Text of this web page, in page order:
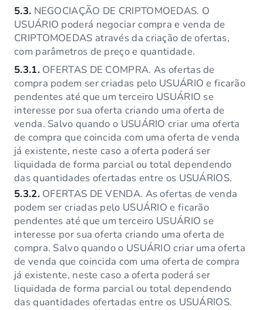
5.3. NEGOCIAÇÃO DE CRIPTOMOEDAS. O
USUÁRIO poderá negociar compra e venda de
CRIPTOMOEDAS através da criação de ofertas,
com parâmetros de preço e quantidade.
5.3.1.OFERTAS DE COMPRA. As ofertas de
compra podem ser criadas pelo USUÁRIO e ficarão
pendentes até que um terceiro USUÁRIO se
interesse por sua oferta criando uma oferta de
venda. Salvo quando o USUÁRIO criar uma oferta
de compra que coincida com uma oferta de venda
já existente, neste caso a oferta poderá ser
liquidada de forma parcial ou total dependendo
das quantidades ofertadas entre os USUÁRIOS.
5.3.2.OFERTAS DE VENDA. As ofertas de venda
podem ser criadas pelo USUÁRIO e ficarão
pendentes até que um terceiro USUÁRIO se
interesse por sua oferta criando uma oferta de
compra. Salvo quando o USUÁRIO criar uma oferta
de venda que coincida com uma oferta de compra
já existente, neste caso a oferta poderá ser
liquidada de forma parcial ou total dependendo
das quantidades ofertadas entre os USUÁRIOS.